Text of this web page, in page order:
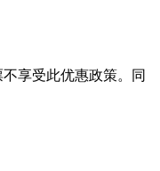
享受此优惠政策。同